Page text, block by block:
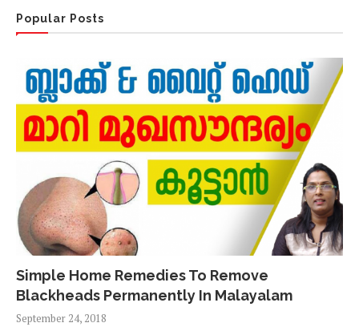
Popular Posts
Simple Home Remedies To Remove
Blackheads Permanently In Malayalam
September 24, 2018